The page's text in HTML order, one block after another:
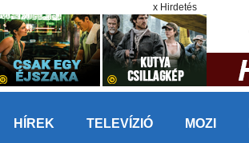
x Hirdetés
HÍREK TELEVÍZIÓ MOZI